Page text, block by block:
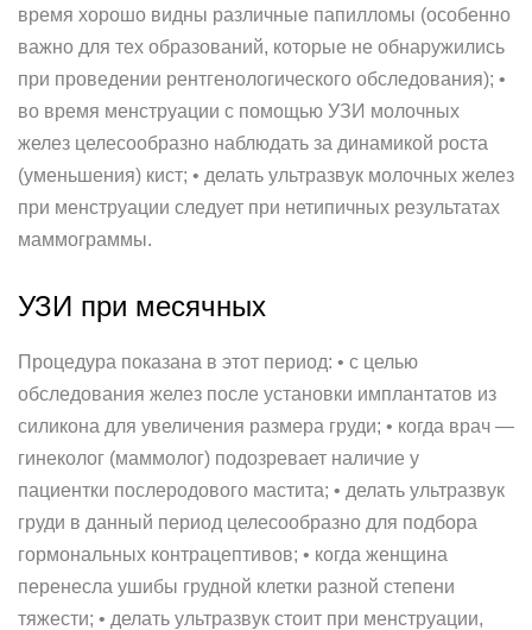
время хорошо видны различные папилломы (особенно
важно для тех образований, которые не обнаружились
при проведении рентгенологического обследования); •
во время менструации с помощью УЗИ молочных
желез целесообразно наблюдать за динамикой роста
(уменьшения) кист; • делать ультразвук молочных желез
при менструации следует при нетипичных результатах
маммограммы.
УЗИ при месячных
Процедура показана в этот период: • с целью
обследования желез после установки имплантатов из
силикона для увеличения размера груди; • когда врач —
гинеколог (маммолог) подозревает наличие у
пациентки послеродового мастита; • делать ультразвук
груди в данный период целесообразно для подбора
гормональных контрацептивов; • когда женщина
перенесла ушибы грудной клетки разной степени
тяжести; • делать ультразвук стоит при менструации,